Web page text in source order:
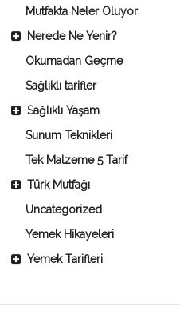
Mutfakta Neler Oluyor
Nerede Ne Yenir?
Okumadan Geçme
Sağlıklı tarifler
Sağlıklı Yaşam
Sunum Teknikleri
Tek Malzeme 5 Tarif
Türk Mutfağı
Uncategorized
Yemek Hikayeleri
Yemek Tarifleri